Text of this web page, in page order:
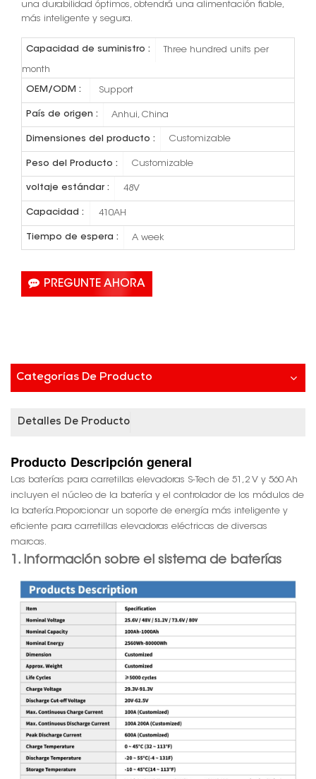
una durabilidad óptimos, obtendrá una alimentación fiable,
más inteligente y segura.
Capacidad de suministro : Three hundred units per
month
OEM/ODM : Support
País de origen : Anhui, China
Dimensiones del producto : Customizable
Peso del Producto : Customizable
voltaje estándar : 48V
Capacidad : 410AH
Tiempo de espera : A week
PREGUNTE AHORA
Categorías De Producto
Detalles De Producto
Producto Descripción general
Las baterías para carretillas elevadoras S-Tech de 51,2 V y 560 Ah
incluyen el núcleo de la batería y el controlador de los módulos de
la batería. Proporcionar un soporte de energía más inteligente y
eficiente para carretillas elevadoras eléctricas de diversas
marcas.
1. Información sobre el sistema de baterías